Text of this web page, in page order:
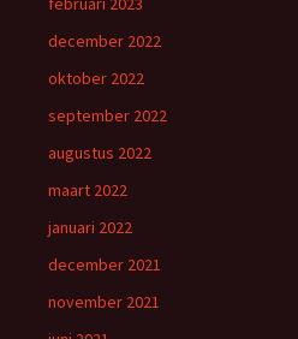
december 2022
oktober 2022
september 2022
augustus 2022
maart 2022
januari 2022
december 2021
november 2021